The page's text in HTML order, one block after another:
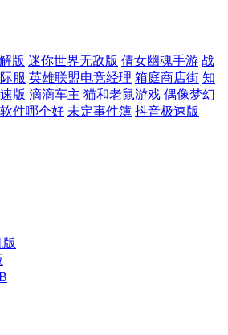
版 迷你世界无敌版 倩女幽魂手游 战
服 英雄联盟电竞经理 箱庭商店街 知
版 滴滴车主 猫和老鼠游戏 偶像梦幻
件哪个好 未定事件簿 抖音极速版